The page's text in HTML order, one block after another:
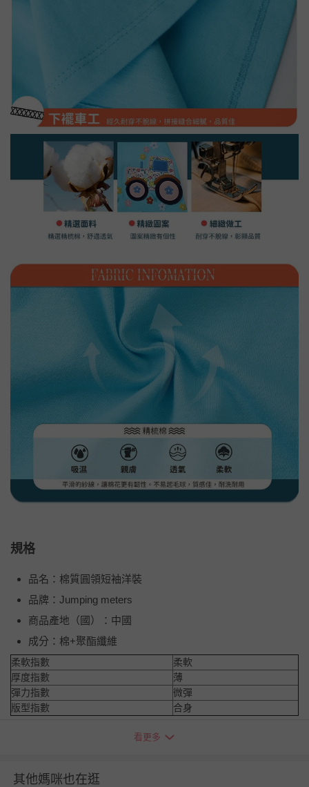
規格
品名：棉質圓領短袖洋裝
品牌：Jumping meters
商品產地（國）：中國
成分：棉+聚酯纖維
柔軟指數
柔軟
厚度指數
薄
彈力指數
微彈
版型指數
合身
4T
56
看更多
其他媽咪也在逛